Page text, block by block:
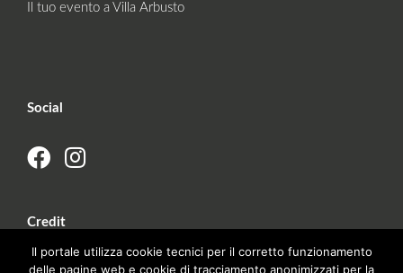
Il tuo evento a Villa Arbusto
Social
Credit
Il portale utilizza cookie tecnici per il corretto funzionamento
delle pagine web e cookie di tracciamento anonimizzati per la